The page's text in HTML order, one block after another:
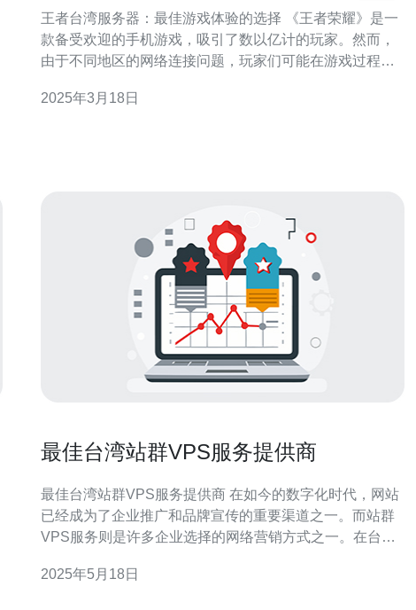
王者台湾服务器：最佳游戏体验的选择 《王者荣耀》是一
款备受欢迎的手机游戏，吸引了数以亿计的玩家。然而，
由于不同地区的网络连接问题，玩家们可能在游戏过程中
择连接到台湾服务器，以获得最佳的游戏体验。 连接到台
2025年3月18日
最佳台湾站群VPS服务提供商
最佳台湾站群VPS服务提供商 在如今的数字化时代，网站
已经成为了企业推广和品牌宣传的重要渠道之一。而站群
VPS服务则是许多企业选择的网络营销方式之一。在台
VPS服务提供商并不容易。本文将介绍一家被认为是最佳
2025年5月18日